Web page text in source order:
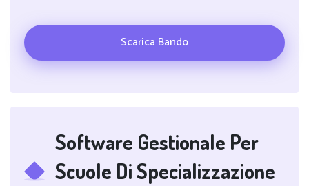
Scarica Bando
Software Gestionale Per
Scuole Di Specializzazione